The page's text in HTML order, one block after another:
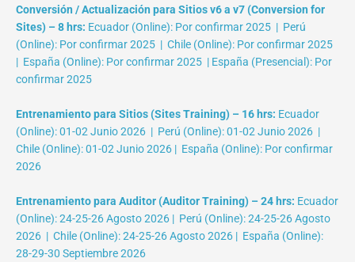
Conversión / Actualización para Sitios v6 a v7 (Conversion for
Sites) – 8 hrs: Ecuador (Online): Por confirmar 2025 | Perú
(Online): Por confirmar 2025 | Chile (Online): Por confirmar 2025
| España (Online): Por confirmar 2025 | España (Presencial): Por
confirmar 2025
Entrenamiento para Sitios (Sites Training) – 16 hrs: Ecuador
(Online): 01-02 Junio 2026 | Perú (Online): 01-02 Junio 2026 |
Chile (Online): 01-02 Junio 2026 | España (Online): Por confirmar
2026
Entrenamiento para Auditor (Auditor Training) – 24 hrs: Ecuador
(Online): 24-25-26 Agosto 2026 | Perú (Online): 24-25-26 Agosto
2026 | Chile (Online): 24-25-26 Agosto 2026 | España (Online):
28-29-30 Septiembre 2026